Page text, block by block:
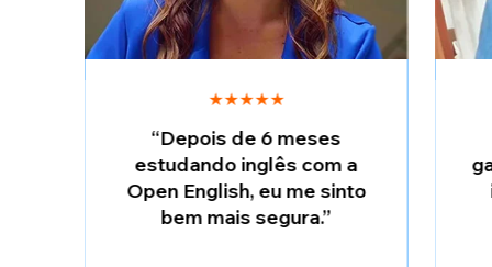
★★★★★
“Depois de 6 meses
estudando inglês com a
Open English, eu me sinto
bem mais segura.”